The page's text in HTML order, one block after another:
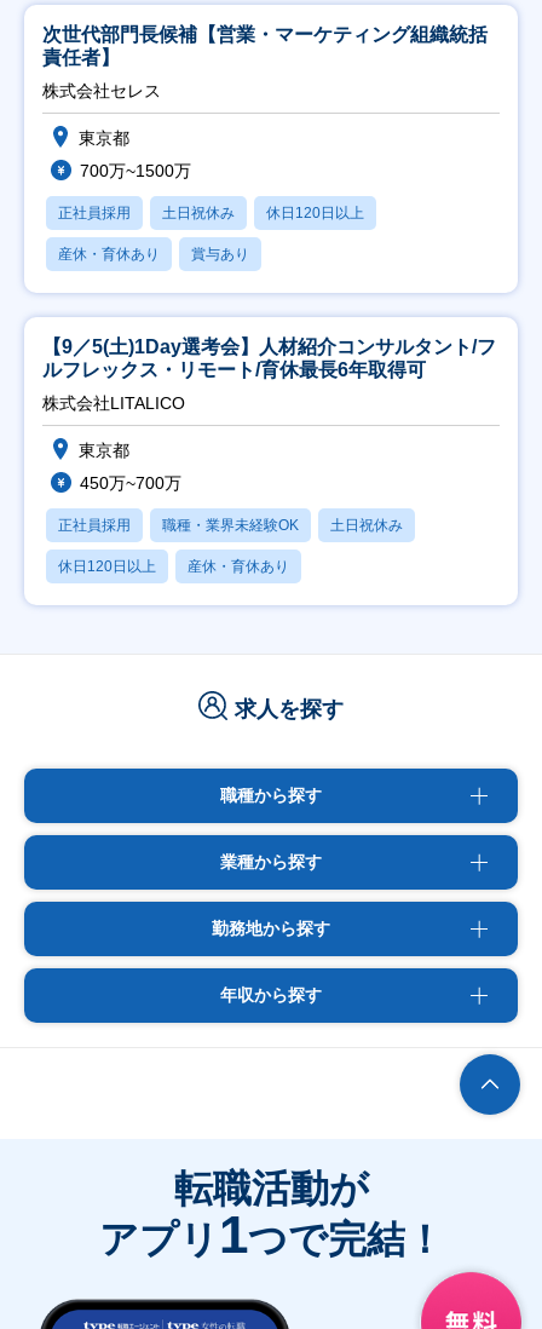
次世代部門長候補【営業・マーケティング組織統括
責任者】
株式会社セレス
東京都
700万~1500万
正社員採用 土日祝休み 休日120日以上
産休・育休あり 賞与あり
【9／5(土)1Day選考会】人材紹介コンサルタント/フ
ルフレックス・リモート/育休最長6年取得可
株式会社LITALICO
東京都
450万~700万
正社員採用 職種・業界未経験OK 土日祝休み
休日120日以上 産休・育休あり
求人を探す
職種から探す
業種から探す
勤務地から探す
年収から探す
転職活動が
アプリ 1つで完結！